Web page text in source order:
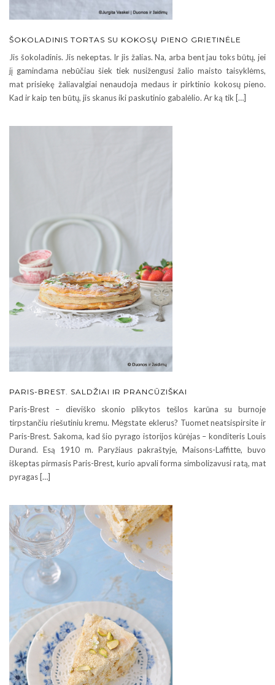
ŠOKOLADINIS TORTAS SU KOKOSŲ PIENO GRIETINĖLE
Jis šokoladinis. Jis nekeptas. Ir jis žalias. Na, arba bent jau toks būtų, jei
jį gamindama nebūčiau šiek tiek nusižengusi žalio maisto taisyklėms,
mat prisiekę žaliavalgiai nenaudoja medaus ir pirktinio kokosų pieno.
Kad ir kaip ten būtų, jis skanus iki paskutinio gabalėlio. Ar ką tik […]
PARIS-BREST. SALDŽIAI IR PRANCŪZIŠKAI
Paris-Brest – dieviško skonio plikytos tešlos karūna su burnoje
tirpstančiu riešutiniu kremu. Mėgstate eklerus? Tuomet neatsispirsite ir
Paris-Brest. Sakoma, kad šio pyrago istorijos kūrėjas – konditeris Louis
Durand. Esą 1910 m. Paryžiaus pakraštyje, Maisons-Laffitte, buvo
iškeptas pirmasis Paris-Brest, kurio apvali forma simbolizavusi ratą, mat
pyragas […]